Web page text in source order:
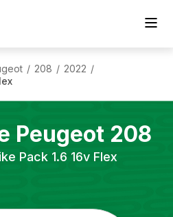
/ 208 / 2022 /
Peugeot 208
Pack 1.6 16v Flex